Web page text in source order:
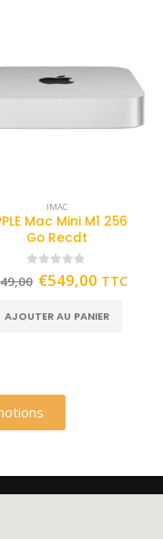
IMAC
Mac Mini M1 256
Go Recdt
out of 5
€549,00 TTC
AJOUTER AU PANIER